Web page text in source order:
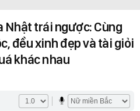
Nhật trái ngược: Cùng
đều xinh đẹp và tài giỏi
khác nhau